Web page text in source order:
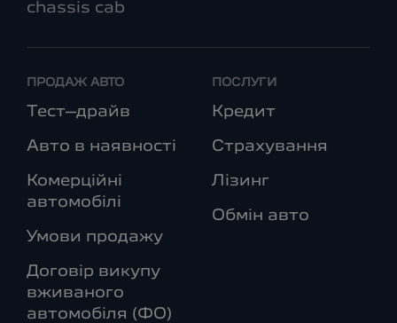
chassis cab
ПРОДАЖ АВТО
Тест–драйв
Авто в наявності
Комерційні
автомобілі
Умови продажу
Договір викупу
вживаного
автомобіля (ФО)
ПОСЛУГИ
Кредит
Страхування
Лізинг
Обмін авто